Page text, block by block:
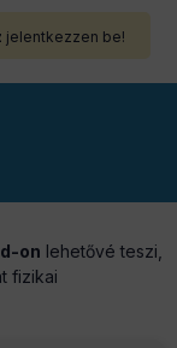
jelentkezzen be!
on lehetővé teszi,
fizikai